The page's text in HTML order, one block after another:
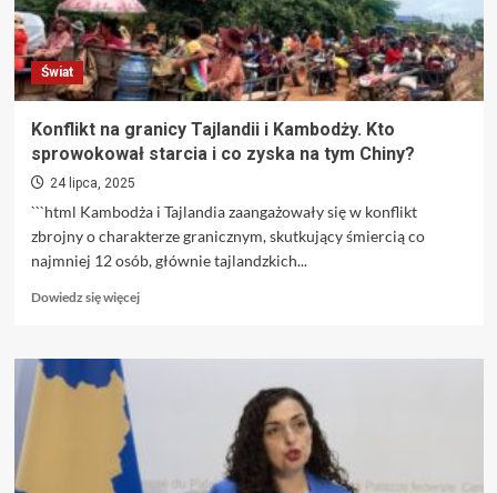
Pamięci
Narodowej
Świat
Konflikt na granicy Tajlandii i Kambodży. Kto
sprowokował starcia i co zyska na tym Chiny?
24 lipca, 2025
```html Kambodża i Tajlandia zaangażowały się w konflikt
zbrojny o charakterze granicznym, skutkujący śmiercią co
najmniej 12 osób, głównie tajlandzkich...
Dowiedz się więcejDowiedz
o
i
Kambodży.